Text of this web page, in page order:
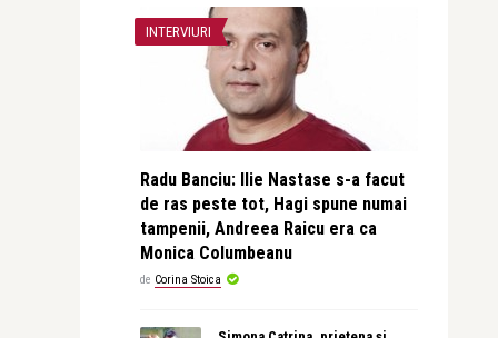
INTERVIURI
Radu Banciu: Ilie Nastase s-a facut
de ras peste tot, Hagi spune numai
tampenii, Andreea Raicu era ca
Monica Columbeanu
de Corina Stoica